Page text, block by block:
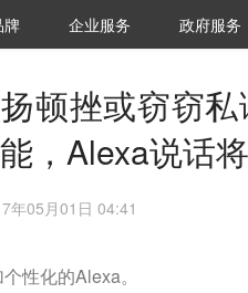
36Kr研究院
企业服务 城市之窗
政府服务
顿挫或窃窃
，Alexa说话
年05月01日 04:41
性化的Alexa。